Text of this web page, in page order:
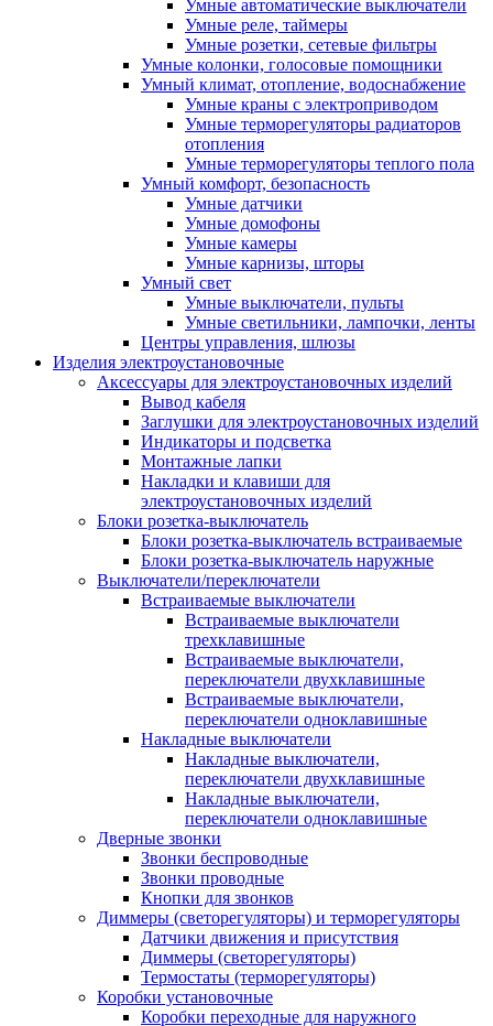
Умные автоматические выключатели
Умные реле, таймеры
Умные розетки, сетевые фильтры
Умные колонки, голосовые помощники
Умный климат, отопление, водоснабжение
Умные краны с электроприводом
Умные терморегуляторы радиаторов
отопления
Умные терморегуляторы теплого пола
Умный комфорт, безопасность
Умные датчики
Умные домофоны
Умные камеры
Умные карнизы, шторы
Умный свет
Умные выключатели, пульты
Умные светильники, лампочки, ленты
Центры управления, шлюзы
Изделия электроустановочные
Аксессуары для электроустановочных изделий
Вывод кабеля
Заглушки для электроустановочных изделий
Индикаторы и подсветка
Монтажные лапки
Накладки и клавиши для
электроустановочных изделий
Блоки розетка-выключатель
Блоки розетка-выключатель встраиваемые
Блоки розетка-выключатель наружные
Выключатели/переключатели
Встраиваемые выключатели
Встраиваемые выключатели
трехклавишные
Встраиваемые выключатели,
переключатели двухклавишные
Встраиваемые выключатели,
переключатели одноклавишные
Накладные выключатели
Накладные выключатели,
переключатели двухклавишные
Накладные выключатели,
переключатели одноклавишные
Дверные звонки
Звонки беспроводные
Звонки проводные
Кнопки для звонков
Диммеры (светорегуляторы) и терморегуляторы
Датчики движения и присутствия
Диммеры (светорегуляторы)
Термостаты (терморегуляторы)
Коробки установочные
Коробки переходные для наружного